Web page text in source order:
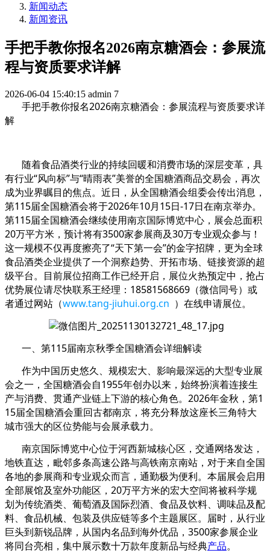
新闻动态
新闻资讯
手把手教你报名2026南京糖酒会：参展流
程与资质要求详解
2026-06-04 15:40:15 admin 7
手把手教你报名2026南京糖酒会：参展流程与资质要求详
解
随着食品酒类行业的持续回暖和消费市场的深层变革，具
有行业“风向标”与“晴雨表”美誉的全国糖酒商品交易会，再次
成为业界瞩目的焦点。近日，从全国糖酒会组委会传出消息，
第115届全国糖酒会将于2026年10月15日-17日在南京举办。
第115届全国糖酒会继续使用南京国际博览中心，展会总面积
20万平方米，预计将有3500家参展商及30万专业观众参与！
这一规模不仅再度擦亮了“天下第一会”的金字招牌，更为全球
食品酒类企业提供了一个洞察趋势、开拓市场、链接资源的超
级平台。目前展位招商工作已经开启，展位火热预定中，抢占
优势展位请尽快联系王经理：18581568669（微信同号）或
者通过网站（www.tang-jiuhui.org.cn ）在线申请展位。
一、第115届南京秋季全国糖酒会详细解读
作为中国历史悠久、规模宏大、影响最深远的大型专业展
会之一，全国糖酒会自1955年创办以来，始终扮演着连接生
产与消费、贯通产业链上下游的核心角色。2026年金秋，第1
15届全国糖酒会重回古都南京，将充分释放这座长三角特大
城市强大的区位势能与会展承载力。
南京国际博览中心位于河西新城核心区，交通网络发达，
地铁直达，毗邻多条高速公路与高铁南京南站，对于来自全国
各地的参展商和专业观众而言，通勤极为便利。本届展会启用
全部展馆及室外功能区，20万平方米的宏大空间将被科学规
划为传统酒类、葡萄酒及国际烈酒、食品及饮料、调味品及配
料、食品机械、包装及供应链等多个主题展区。届时，从行业
巨头到新锐品牌，从国内名品到海外优品，3500家参展企业
将同台亮相，集中展示数十万款年度新品与经典产品。